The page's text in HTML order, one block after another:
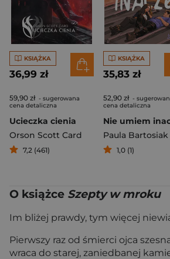
KSIĄŻKA
36,99 zł
59,90 zł - sugerowana
cena detaliczna
Ucieczka cienia
Orson Scott Card
7,2 (461)
KSIĄŻKA
35,83 zł
52,90 zł -
cena detaliczna
Nie umiem
Paula Bartosiak
1,0 (1)
O książce Szepty w mroku
Im bliżej prawdy, tym więcej
Pierwszy raz od śmierci ojca
wraca do starej, zaniedbanej